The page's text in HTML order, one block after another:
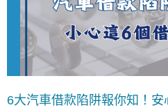
6大汽車借款陷阱報你知！